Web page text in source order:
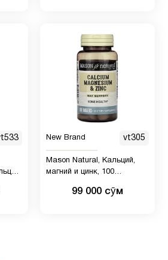
New Brand vt305
Mason Natural, Кальций,
магний и цинк, 100
99 000 сӯм